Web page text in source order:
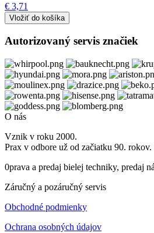
€ 3,71
Autorizovaný servis značiek
O nás
Vznik v roku 2000.
Prax v odbore už od začiatku 90. rokov.
0prava a predaj bielej techniky, predaj
Záručný a pozáručný servis
Obchodné podmienky
Ochrana osobných údajov